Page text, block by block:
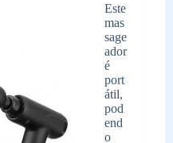
Este
mas
sage
ador
é
port
átil,
pod
end
o